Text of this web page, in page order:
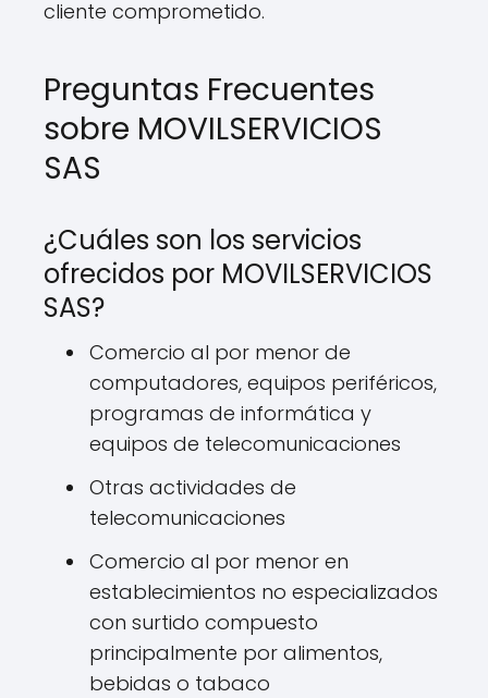
cliente comprometido.
Preguntas Frecuentes
sobre MOVILSERVICIOS
SAS
¿Cuáles son los servicios
ofrecidos por MOVILSERVICIOS
SAS?
Comercio al por menor de
computadores, equipos periféricos,
programas de informática y
equipos de telecomunicaciones
Otras actividades de
telecomunicaciones
Comercio al por menor en
establecimientos no especializados
con surtido compuesto
principalmente por alimentos,
bebidas o tabaco